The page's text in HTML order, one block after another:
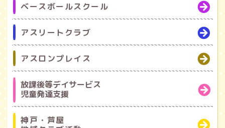
ベースボールスクール
アスリートクラブ
アスロンプレイス
放課後等デイサービス
児童発達支援
神戸・芦屋